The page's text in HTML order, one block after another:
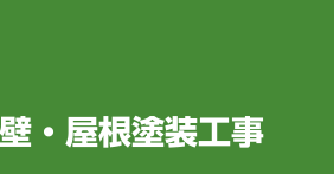
・屋根塗装工事